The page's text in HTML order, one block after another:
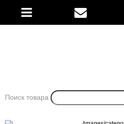
Поиск товара